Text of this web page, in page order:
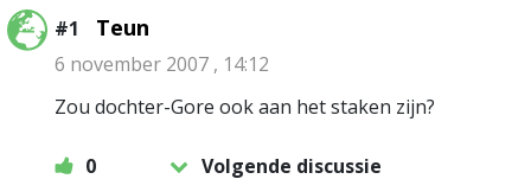
#1 Teun
6 november 2007 , 14:12
Zou dochter-Gore ook aan het staken zijn?
0 Volgende discussie